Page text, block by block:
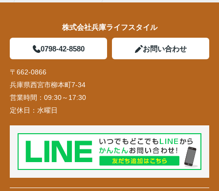
株式会社兵庫ライフスタイル
0798-42-8580 お問い合わせ
〒662-0866
兵庫県西宮市柳本町7-34
営業時間： 09:30～17:30
定休日： 水曜日